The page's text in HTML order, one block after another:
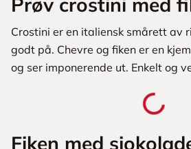
Crostini er en italiensk smårett av
godt på. Chevre og fiken er en
og ser imponerende ut. Enkelt og
Fiken med